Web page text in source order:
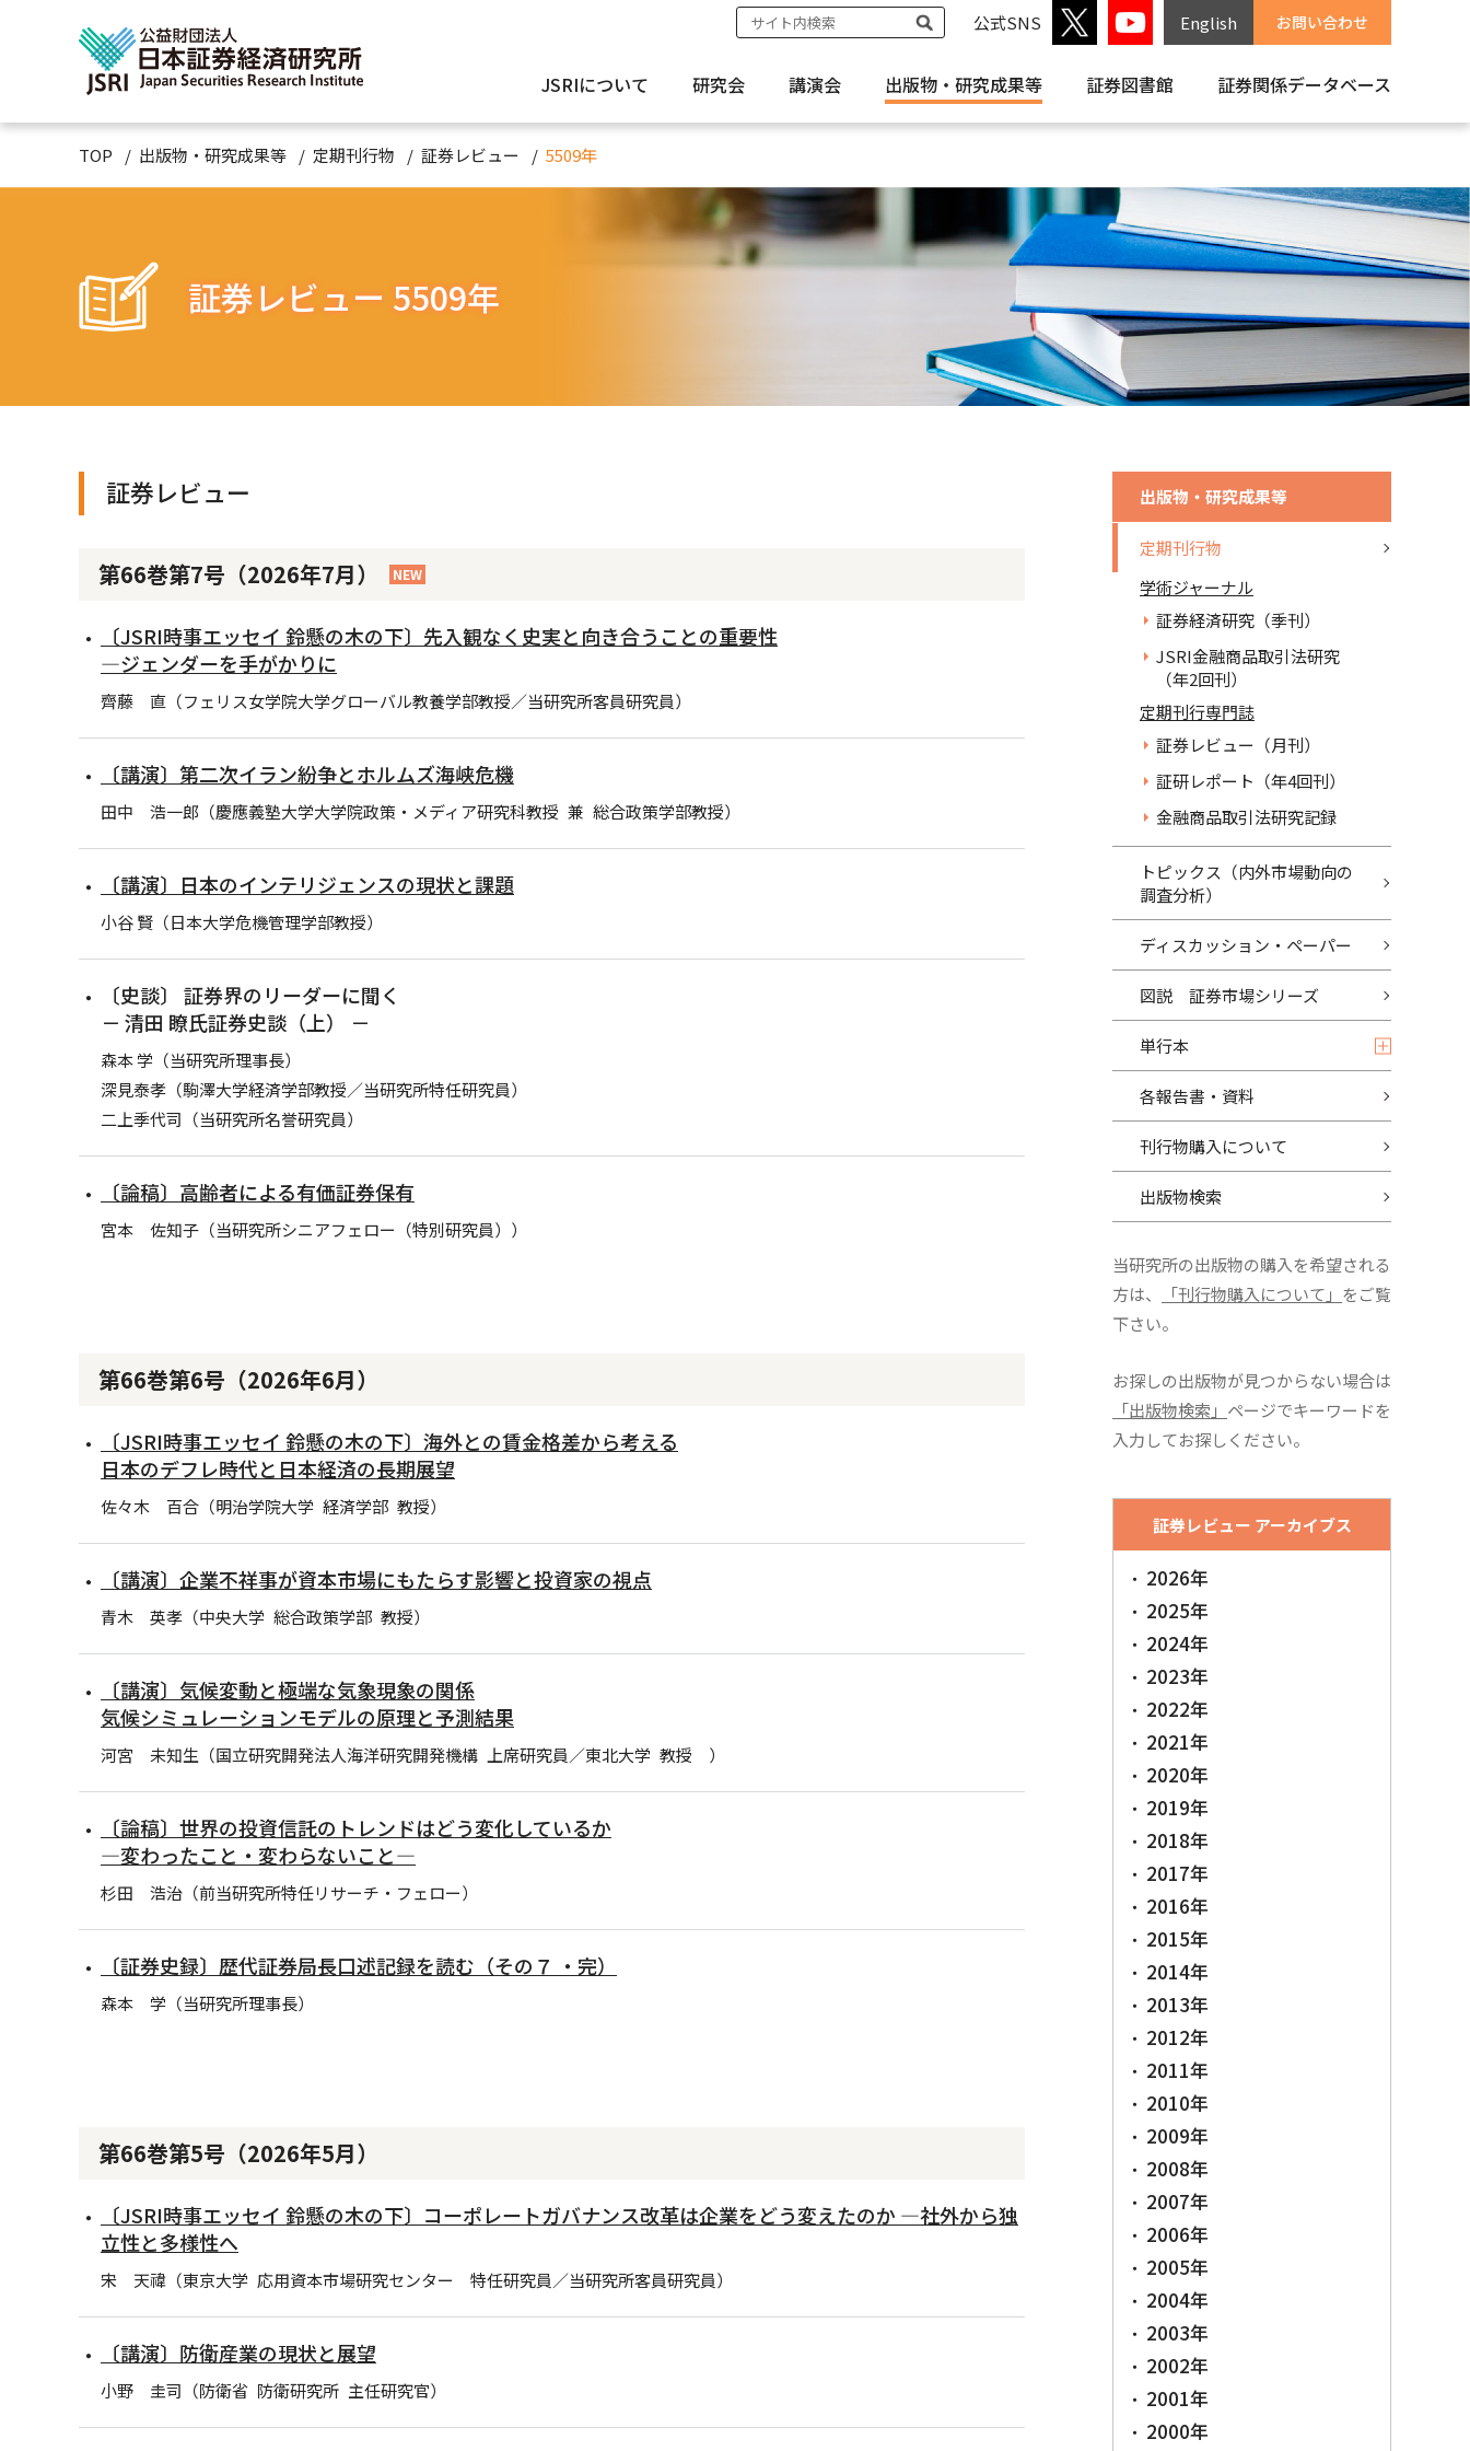
公式SNS English お問い合わせ
JSRIについて 研究会 講演会 出版物・ 研究成果等 証券図書館 証券関係データベース
TOP 出版物・研究成果等 定期刊行物 証券レビュー 5509年
証券レビュー 5509年
証券レビュー
第66巻第7号（2026年7月） NEW
〔JSRI時事エッセイ 鈴懸の木の下〕先入観なく史実と向き合うことの重要性
―ジェンダーを手がかりに
齊藤 直（フェリス女学院大学グローバル教養学部教授／当研究所客員研究員）
〔講演〕第二次イラン紛争とホルムズ海峡危機
田中 浩一郎（慶應義塾大学大学院政策・メディア研究科教授 兼 総合政策学部教授）
〔講演〕日本のインテリジェンスの現状と課題
小谷 賢（日本大学危機管理学部教授）
〔史談〕 証券界のリーダーに聞く
－ 清田 瞭氏証券史談（上） －
森本 学（当研究所理事長）
深見泰孝（駒澤大学経済学部教授／当研究所特任研究員）
二上季代司（当研究所名誉研究員）
〔論稿〕高齢者による有価証券保有
宮本 佐知子（当研究所シニアフェロー（特別研究員））
第66巻第6号（2026年6月）
〔JSRI時事エッセイ 鈴懸の木の下〕海外との賃金格差から考える
日本のデフレ時代と日本経済の長期展望
佐々木 百合（明治学院大学 経済学部 教授）
〔講演〕企業不祥事が資本市場にもたらす影響と投資家の視点
青木 英孝（中央大学 総合政策学部 教授）
〔講演〕気候変動と極端な気象現象の関係
気候シミュレーションモデルの原理と予測結果
河宮 未知生（国立研究開発法人海洋研究開発機構 上席研究員／東北大学 教授 ）
〔論稿〕世界の投資信託のトレンドはどう変化しているか
―変わったこと・変わらないこと―
杉田 浩治（前当研究所特任リサーチ・フェロー）
〔証券史録〕歴代証券局長口述記録を読む（その７ ・完）
森本 学（当研究所理事長）
第66巻第5号（2026年5月）
〔JSRI時事エッセイ 鈴懸の木の下〕コーポレートガバナンス改革は企業をどう変えたのか ―社外から独
立性と多様性へ
宋 天禕（東京大学 応用資本市場研究センター 特任研究員／当研究所客員研究員）
〔講演〕防衛産業の現状と展望
小野 圭司（防衛省 防衛研究所 主任研究官）
出版物・研究成果等
定期刊行物
学術ジャーナル
証券経済研究（季刊）
JSRI金融商品取引法研究
（年2回刊）
定期刊行専門誌
証券レビュー（月刊）
証研レポート（年4回刊）
金融商品取引法研究記録
トピックス（内外市場動向の
調査分析）
ディスカッション・ペーパー
図説 証券市場シリーズ
単行本
各報告書・資料
刊行物購入について
出版物検索
当研究所の出版物の購入を希望される
方は、
「刊行物購入について」 をご覧
下さい。
お探しの出版物が見つからない場合は
「出版物検索」 ページでキーワードを
入力してお探しください。
証券レビュー アーカイブス
2026年
2025年
2024年
2023年
2022年
2021年
2020年
2019年
2018年
2017年
2016年
2015年
2014年
2013年
2012年
2011年
2010年
2009年
2008年
2007年
2006年
2005年
2004年
2003年
2002年
2001年
2000年